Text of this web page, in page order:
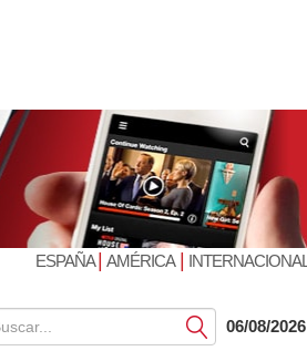
ESPAÑA| AMÉRICA| INTERNACIONAL
Submit06/08/2026